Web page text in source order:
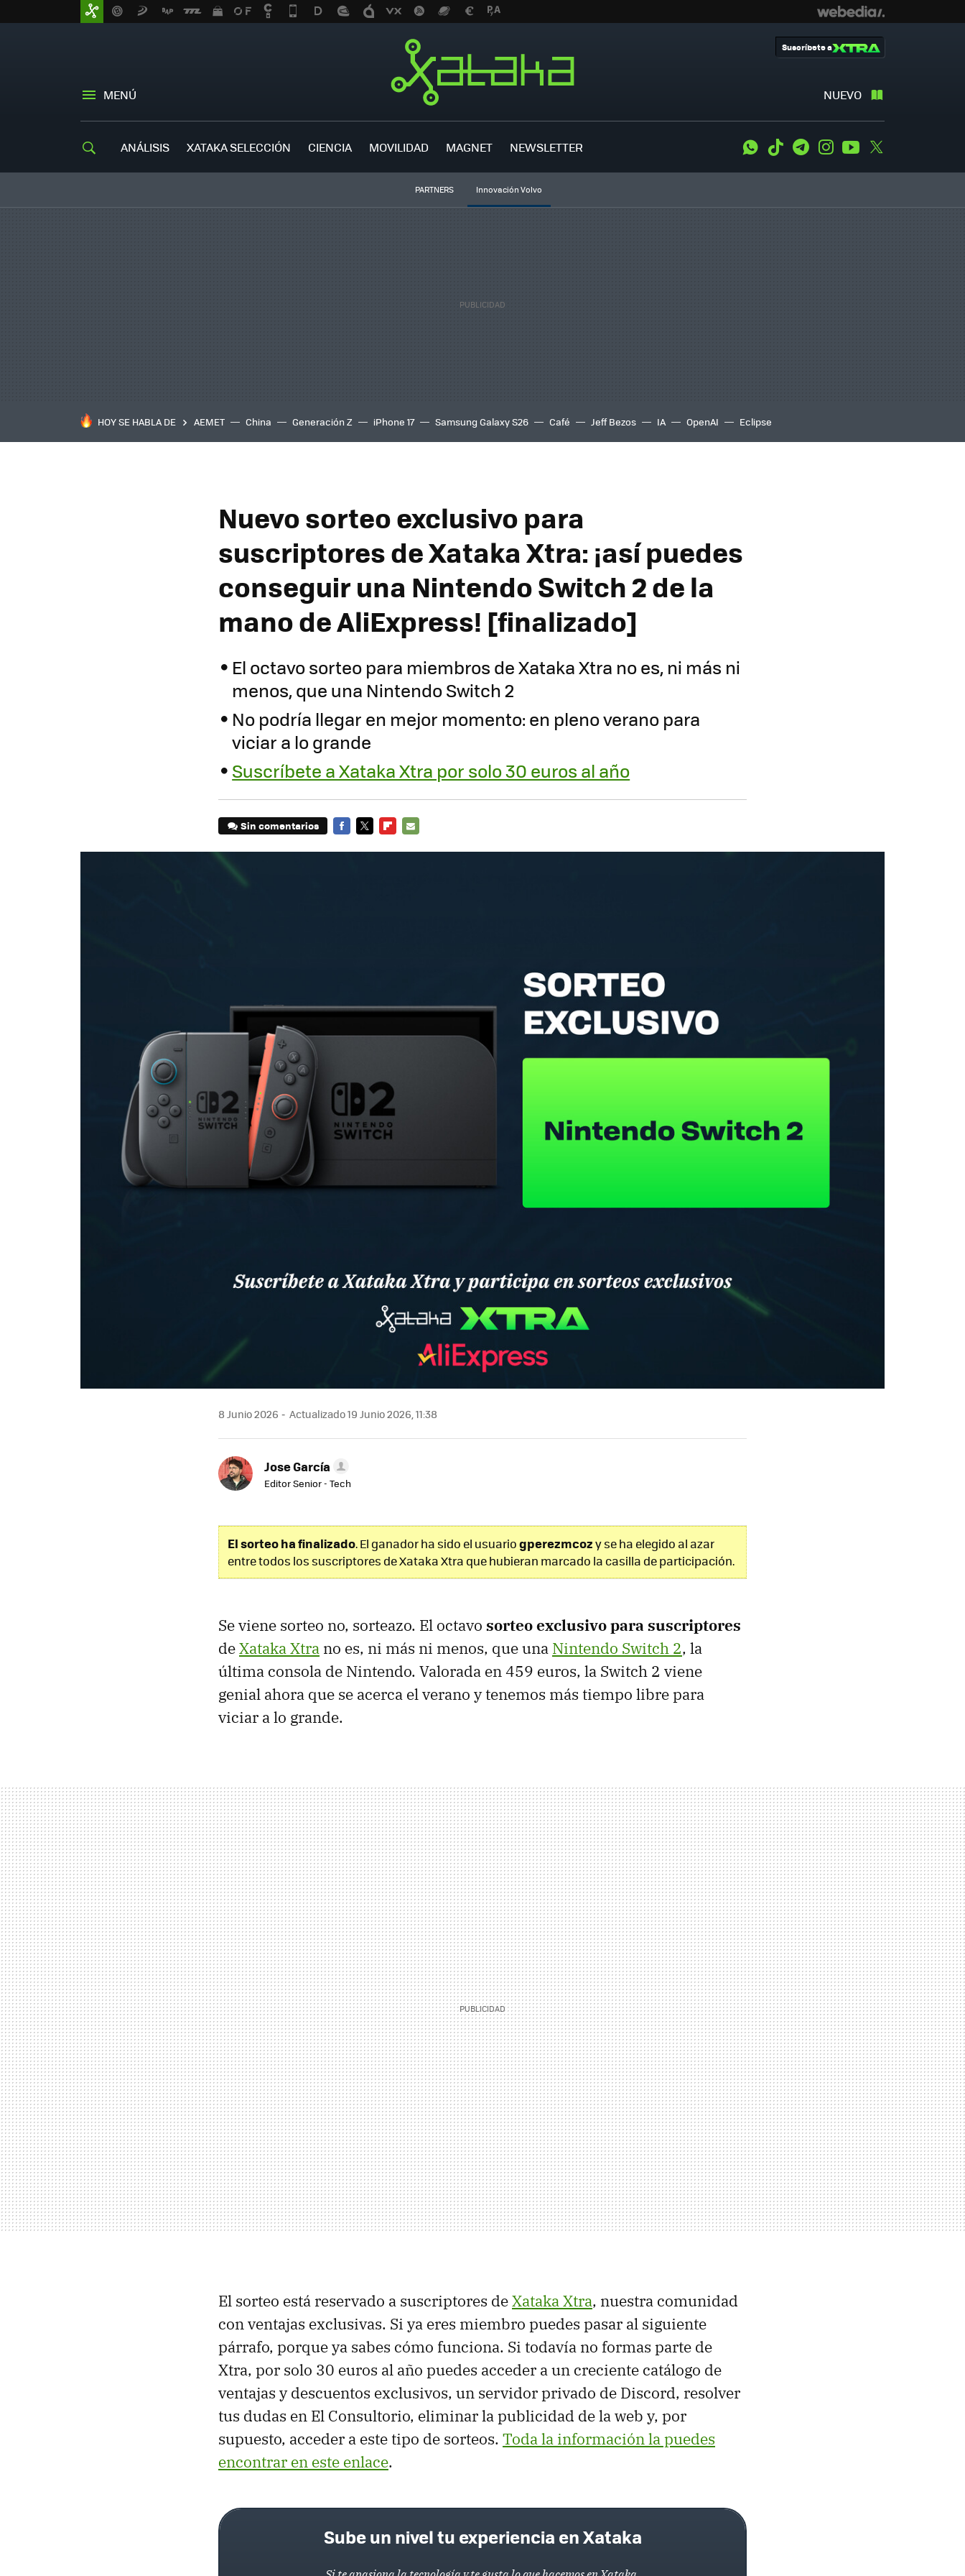
MENÚ NUEVO
Suscríbete a
ANÁLISIS XATAKA SELECCIÓN CIENCIA MOVILIDAD MAGNET NEWSLETTER WhatsApp
Tiktok TelegramInstagramYoutube
PARTNERS Innovación Volvo
HOY SE HABLA DE AEMET China Generación Z iPhone 17 Samsung Galaxy S26 Café Jeff Bezos IA OpenAI Eclipse
Nuevo sorteo exclusivo para
suscriptores de Xataka Xtra: ¡así puedes
conseguir una Nintendo Switch 2 de la
mano de AliExpress! [finalizado]
El octavo sorteo para miembros de Xataka Xtra no es, ni más ni
menos, que una Nintendo Switch 2
No podría llegar en mejor momento: en pleno verano para
viciar a lo grande
Suscríbete a Xataka Xtra por solo 30 euros al año
Sin comentarios
8 Junio 2026 Actualizado 19 Junio 2026, 11:38
Jose García
Editor Senior - Tech
El sorteo ha finalizado. El ganador ha sido el usuariogperezmcozy se ha elegido al azar
entre todos los suscriptores de Xataka Xtra que hubieran marcado la casilla de participación.
Se viene sorteo no, sorteazo. El octavo sorteo exclusivo para suscriptores
deXataka Xtra no es, ni más ni menos, que una Nintendo Switch 2, la
última consola de Nintendo. Valorada en 459 euros, la Switch 2 viene
genial ahora que se acerca el verano y tenemos más tiempo libre para
viciar a lo grande.
El sorteo está reservado a suscriptores deXataka Xtra, nuestra comunidad
con ventajas exclusivas. Si ya eres miembro puedes pasar al siguiente
párrafo, porque ya sabes cómo funciona. Si todavía no formas parte de
Xtra, por solo 30 euros al año puedes acceder a un creciente catálogo de
ventajas y descuentos exclusivos, un servidor privado de Discord, resolver
tus dudas en El Consultorio, eliminar la publicidad de la web y, por
supuesto, acceder a este tipo de sorteos. Toda la información la puedes
encontrar en este enlace.
Sube un nivel tu experiencia en Xataka